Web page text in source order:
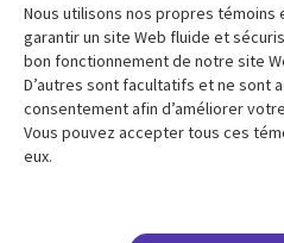
Ressources
Articles
Social
Media
Global
FR
Nous utilisons nos propres témoins
garantir un site Web fluide et
bon fonctionnement de notre site
D’autres sont facultatifs et ne sont
consentement afin d’améliorer
Vous pouvez accepter tous ces
eux.